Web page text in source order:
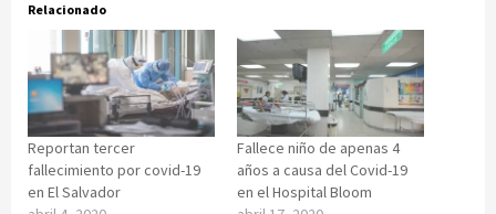
Relacionado
Reportan tercer
fallecimiento por covid-19
en El Salvador
Fallece niño de apenas 4
años a causa del Covid-19
en el Hospital Bloom